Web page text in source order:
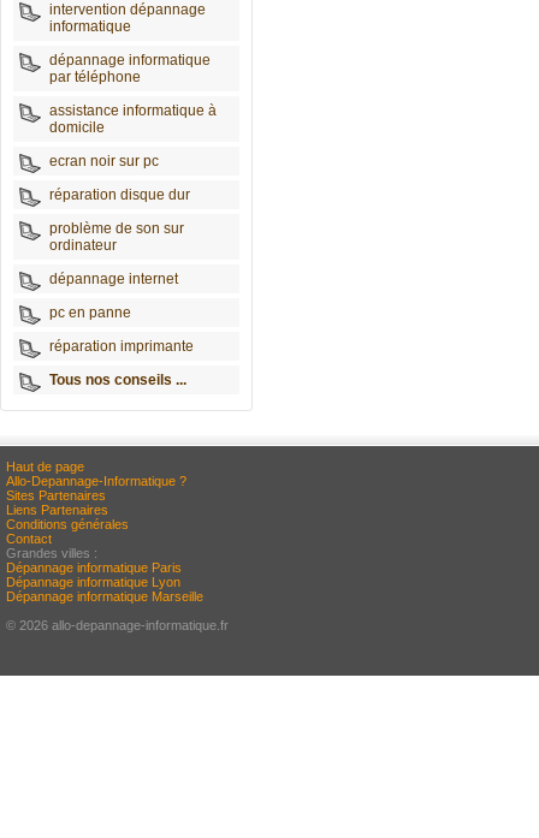
intervention dépannage
informatique
dépannage informatique
par téléphone
assistance informatique à
domicile
ecran noir sur pc
réparation disque dur
problème de son sur
ordinateur
dépannage internet
pc en panne
réparation imprimante
Tous nos conseils ...
Haut de page
Allo-Depannage-Informatique ?
Sites Partenaires
Liens Partenaires
Conditions générales
Contact
Grandes villes :
Dépannage informatique Paris
Dépannage informatique Lyon
Dépannage informatique Marseille
© 2026 allo-depannage-informatique.fr